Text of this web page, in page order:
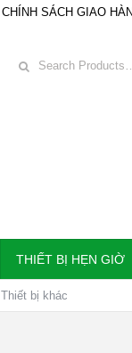
CHÍNH SÁCH GIAO
THIẾT BỊ HẸN GIỜ
Thiết bị khác